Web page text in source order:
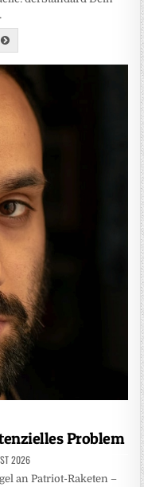
Problem
2026
an Patriot-Raketen –